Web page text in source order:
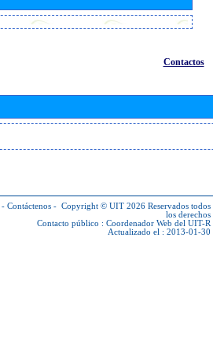
Contactos
- Contáctenos - Copyright © UIT 2026 Reservados todos
los derechos
Contacto público : Coordenador Web del UIT-R
Actualizado el : 2013-01-30